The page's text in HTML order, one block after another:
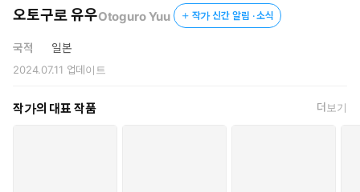
오토구로 유우Otoguro Yuu 작가 신간 알림 · 소식
국적 일본
2024.07.11 업데이트
작가의 대표 작품 더보기